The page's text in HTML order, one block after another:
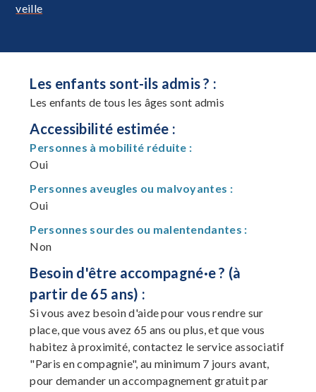
veille
Les enfants sont-ils admis ? :
Les enfants de tous les âges sont admis
Accessibilité estimée :
Personnes à mobilité réduite :
Oui
Personnes aveugles ou malvoyantes :
Oui
Personnes sourdes ou malentendantes :
Non
Besoin d'être accompagné·e ? (à
partir de 65 ans) :
Si vous avez besoin d'aide pour vous rendre sur
place, que vous avez 65 ans ou plus, et que vous
habitez à proximité, contactez le service associatif
"Paris en compagnie", au minimum 7 jours avant,
pour demander un accompagnement gratuit par